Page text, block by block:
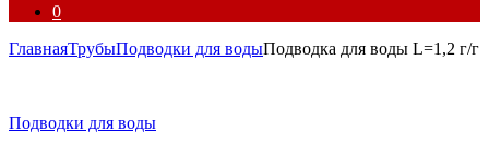
0
ГлавнаяТрубыПодводки для водыПодводка для воды L=1,2 г/г
Подводки для воды